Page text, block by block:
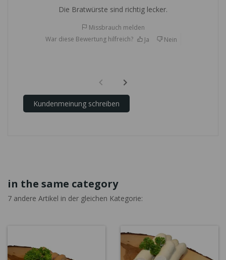
Die Bratwürste sind richtig lecker.
War diese Bewertung hilfreich? Ja Nein
Missbrauch melden
Kundenmeinung schreiben
in the same category
7 andere Artikel in der gleichen Kategorie: